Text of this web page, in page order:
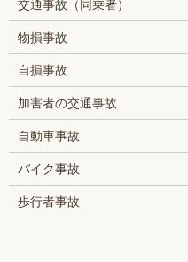
交通事故（同乗者）
物損事故
自損事故
加害者の交通事故
自動車事故
バイク事故
歩行者事故